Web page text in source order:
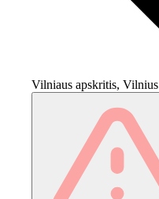
Vilniaus apskritis, Vilnius